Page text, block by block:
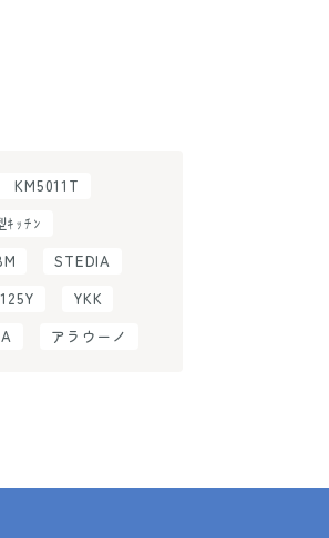
KM5011T
ｷｯﾁﾝ
STEDIA
YKK
アラウーノ